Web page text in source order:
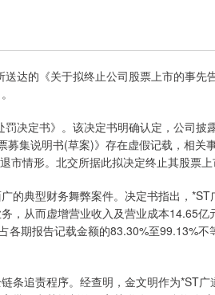
的《关于拟终止公司股票上市的事先
定书》。该决定书明确认定，公司披
集说明书(草案)》存在虚假记载，相关
情形。北交所据此拟决定终止其股票上
典型财务舞弊案件。决定书指出，*ST
，从而虚增营业收入及营业成本14.65亿
期报告记载金额的83.30%至99.13%
追责程序。经查明，金文明作为*ST广